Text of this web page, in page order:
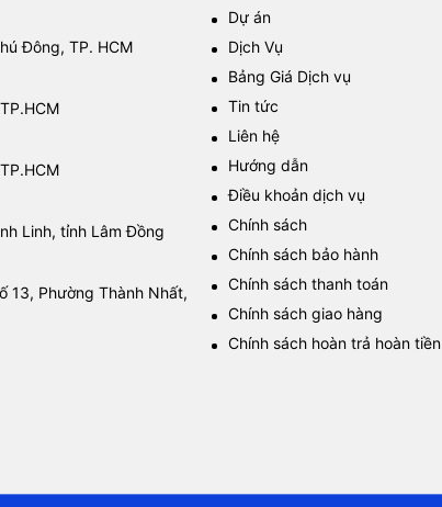
Đông, TP. HCM
Linh, tỉnh Lâm Đồng
13, Phường Thành Nhất,
Dự án
Dịch Vụ
Bảng Giá Dịch vụ
Tin tức
Liên hệ
Hướng dẫn
Điều khoản dịch vụ
Chính sách
Chính sách bảo hành
Chính sách thanh toán
Chính sách giao hàng
Chính sách hoàn trả hoàn tiền